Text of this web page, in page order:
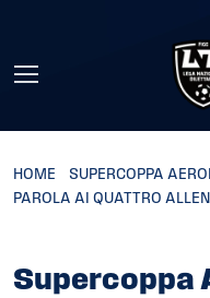
HOME
SUPERCOPPA
PAROLA AI QUATTRO
Supercoppa